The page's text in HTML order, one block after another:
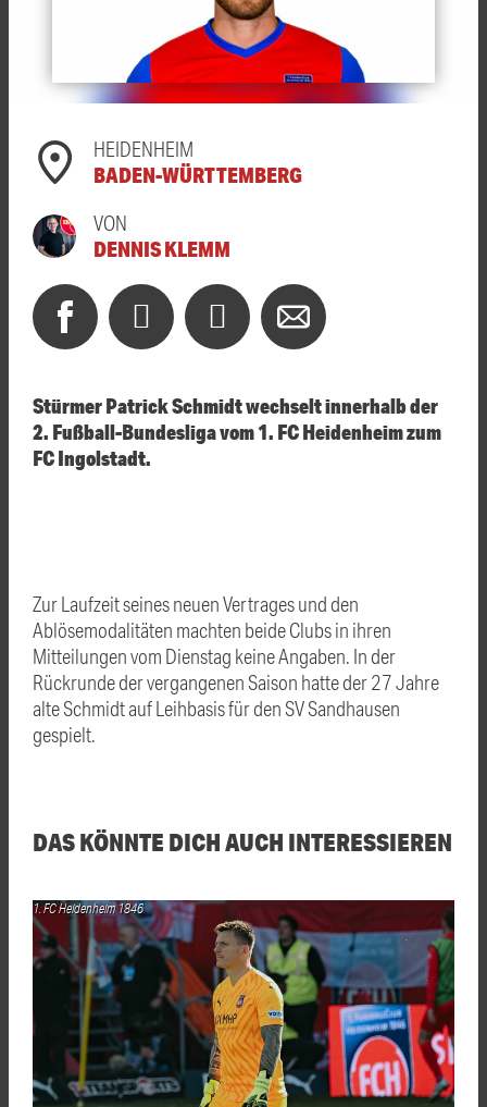
HEIDENHEIM
BADEN-WÜRTTEMBERG
VON
DENNIS KLEMM
Stürmer Patrick Schmidt wechselt innerhalb der
2. Fußball-Bundesliga vom 1. FCHeidenheimzum
FC Ingolstadt.
Zur Laufzeit seines neuen Vertrages und den
Ablösemodalitäten machten beide Clubs in ihren
Mitteilungen vom Dienstag keine Angaben. In der
Rückrunde der vergangenen Saison hatte der 27 Jahre
alte Schmidt auf Leihbasis für den SV Sandhausen
gespielt.
DAS KÖNNTE DICH AUCH INTERESSIEREN
1. FC Heidenheim 1846